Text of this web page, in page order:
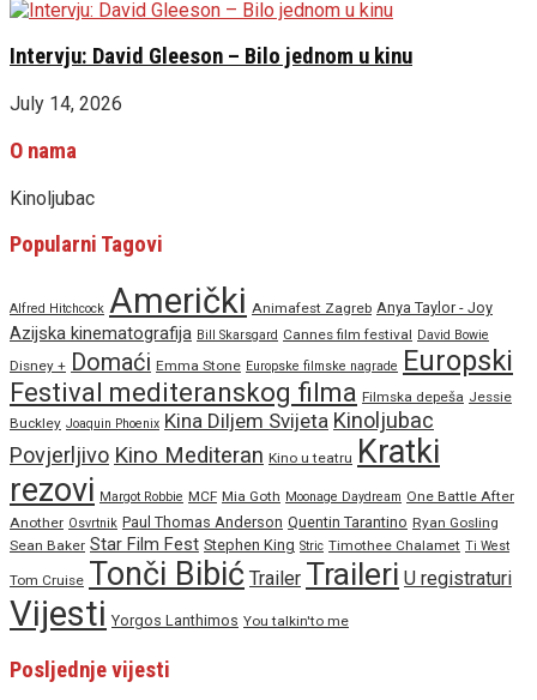
Intervju: David Gleeson – Bilo jednom u kinu
July 14, 2026
O nama
Kinoljubac
Popularni Tagovi
Alfred Hitchcock Američki Animafest Zagreb Anya Taylor - Joy
Azijska kinematografija Bill Skarsgard Cannes film festival David Bowie
Disney + Domaći Emma Stone Europske filmske nagrade Europski
Festival mediteranskog filma Filmska depeša Jessie
Buckley Joaquin Phoenix Kina Diljem Svijeta Kinoljubac
Povjerljivo Kino Mediteran Kino u teatru Kratki
rezovi Margot Robbie MCF Mia Goth Moonage Daydream One Battle After
Another Osvrtnik Paul Thomas Anderson Quentin Tarantino Ryan Gosling
Sean Baker Star Film Fest Stephen King Stric Timothee Chalamet Ti West
Tom Cruise Tonči Bibić Trailer Traileri U registraturi
Vijesti Yorgos Lanthimos You talkin'to me
Posljednje vijesti